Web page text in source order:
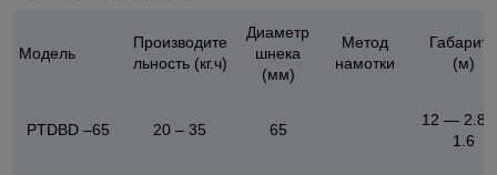
Модель
Производите
льность (кг.ч)
Диаметр
шнека
(мм)
Метод
намотки
(м)
PTDBD –65 20 – 35 65
12 ― 2.8
1.6